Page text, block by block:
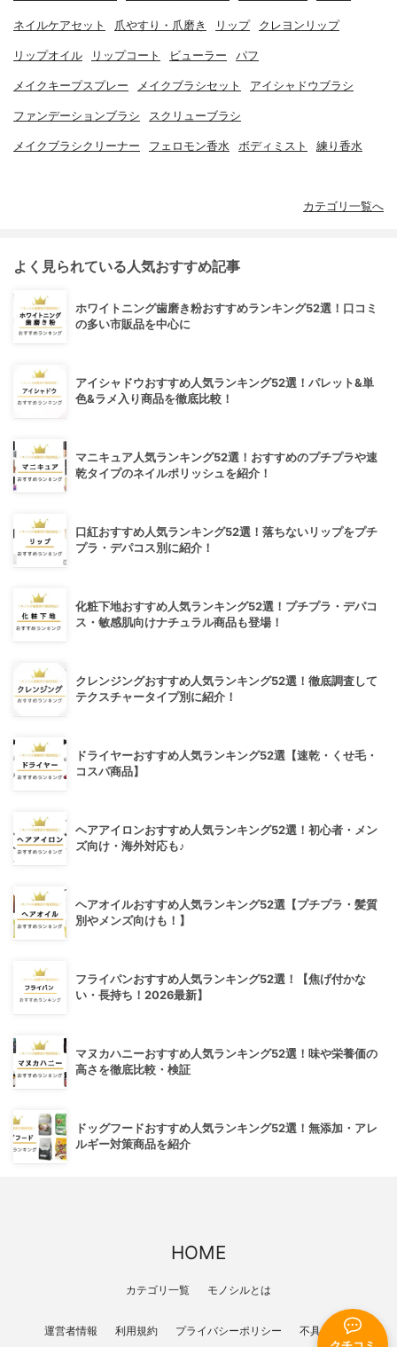
ネイルケアセット 爪やすり・爪磨き リップ クレヨンリップ
リップオイル リップコート ビューラー パフ
メイクキープスプレー メイクブラシセット アイシャドウブラシ
ファンデーションブラシ スクリューブラシ
メイクブラシクリーナー フェロモン香水 ボディミスト 練り香水
カテゴリ一覧へ
よく見られている人気おすすめ記事
ホワイトニング歯磨き粉おすすめランキング52選！口コミ
の多い市販品を中心に
アイシャドウおすすめ人気ランキング52選！パレット&単
色&ラメ入り商品を徹底比較！
マニキュア人気ランキング52選！おすすめのプチプラや速
乾タイプのネイルポリッシュを紹介！
口紅おすすめ人気ランキング52選！落ちないリップをプチ
プラ・デパコス別に紹介！
化粧下地おすすめ人気ランキング52選！プチプラ・デパコ
ス・敏感肌向けナチュラル商品も登場！
クレンジングおすすめ人気ランキング52選！徹底調査して
テクスチャータイプ別に紹介！
ドライヤーおすすめ人気ランキング52選【速乾・くせ毛・
コスパ商品】
ヘアアイロンおすすめ人気ランキング52選！初心者・メン
ズ向け・海外対応も♪
ヘアオイルおすすめ人気ランキング52選【プチプラ・髪質
別やメンズ向けも！】
フライパンおすすめ人気ランキング52選！【焦げ付かな
い・長持ち！2026最新】
マヌカハニーおすすめ人気ランキング52選！味や栄養価の
高さを徹底比較・検証
ドッグフードおすすめ人気ランキング52選！無添加・アレ
ルギー対策商品を紹介
HOME
カテゴリ一覧 モノシルとは
運営者情報 利用規約 プライバシーポリシー 不具合報告